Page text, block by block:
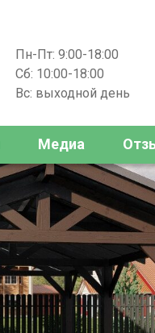
Пн-Пт: 9:00-18:00
Сб: 10:00-18:00
Вс: выходной день
Медиа